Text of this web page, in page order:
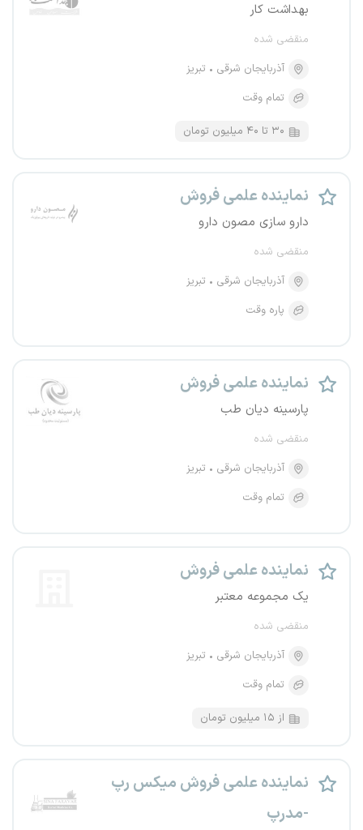
بهداشت کار
منقضی شده
آذربایجان شرقی
تبریز
تمام وقت
۳۰ تا ۴۰ میلیون تومان
نماینده علمی فروش
دارو سازی مصون دارو
منقضی شده
آذربایجان شرقی
تبریز
پاره وقت
نماینده علمی فروش
پارسینه دیان طب
منقضی شده
آذربایجان شرقی
تبریز
تمام وقت
نماینده علمی فروش
یک مجموعه معتبر
منقضی شده
آذربایجان شرقی
تبریز
تمام وقت
از ۱۵ میلیون تومان
نماینده علمی فروش میکس رپ
-مدرپ